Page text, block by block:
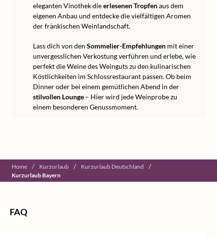
eleganten Vinothek dieerlesenen Tropfenaus dem
eigenen Anbau und entdecke die vielfältigen Aromen
der fränkischen Weinlandschaft.
Lass dich von den Sommelier-Empfehlungen mit einer
unvergesslichen Verkostung verführen und erlebe, wie
perfekt die Weine des Weinguts zu den kulinarischen
Köstlichkeiten im Schlossrestaurant passen. Ob beim
Dinner oder bei einem gemütlichen Abend in der
stilvollen Lounge – Hier wird jede Weinprobe zu
einem besonderen Genussmoment.
Home / Kurzurlaub / Kurzurlaub Deutschland /
Kurzurlaub Bayern
FAQ